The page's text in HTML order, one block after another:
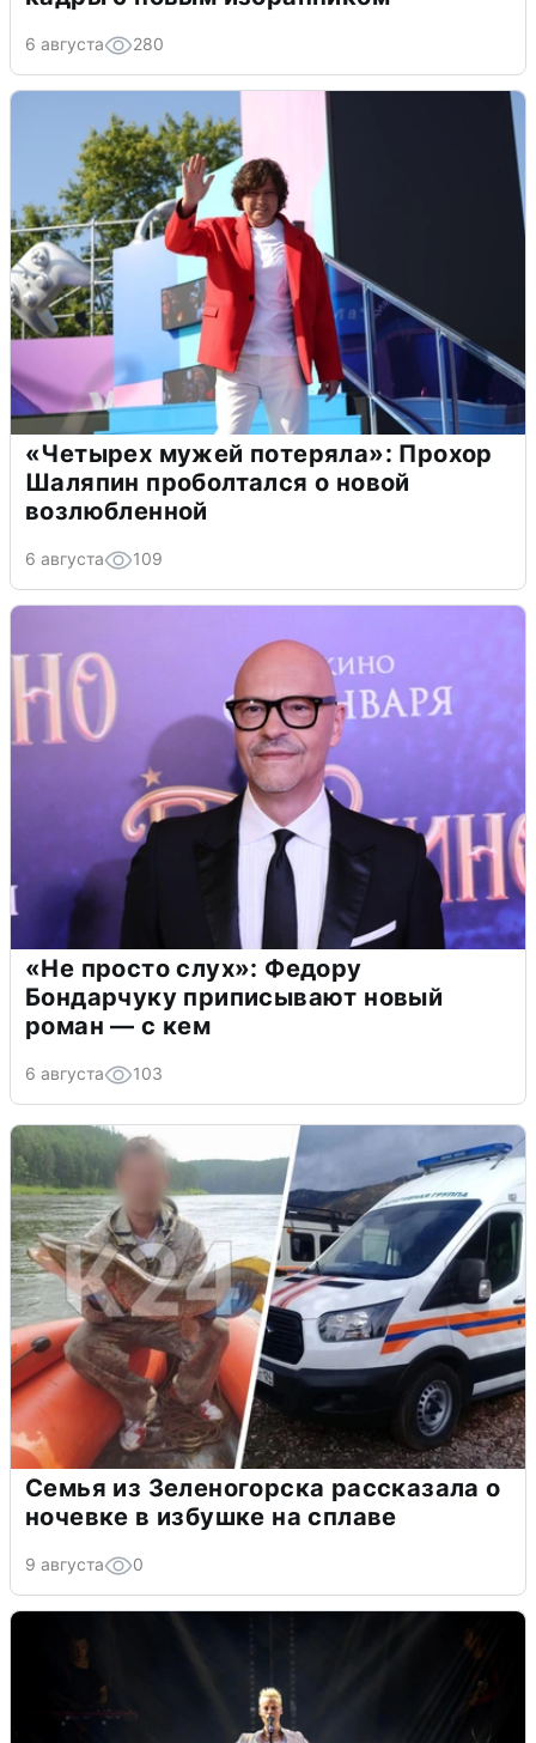
6 августа 280
«Четырех мужей потеряла»: Прохор
Шаляпин проболтался о новой
возлюбленной
6 августа 109
«Не просто слух»: Федору
Бондарчуку приписывают новый
роман — с кем
6 августа 103
Семья из Зеленогорска рассказала о
ночевке в избушке на сплаве
9 августа 0